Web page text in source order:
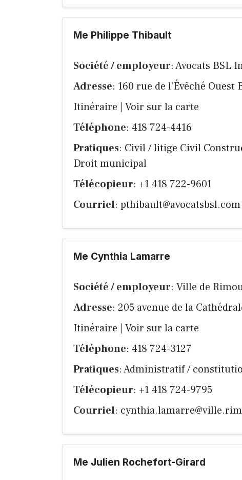
Me Philippe Thibault
Société / employeur: Avocats BSL
Adresse: 160 rue de l'Évêché
Itinéraire
Voir sur la carte
Téléphone: 418 724-4416
Pratiques: Civil / litige Civil
Droit municipal
Télécopieur: +1 418 722-9601
Courriel: pthibault@avocatsbsl.com
Me Cynthia Lamarre
Société / employeur: Ville de
Adresse: 205 avenue de la
Itinéraire
Voir sur la carte
Téléphone: 418 724-3127
Pratiques: Administratif /
Télécopieur: +1 418 724-9795
Courriel:
Me Julien Rochefort-Girard